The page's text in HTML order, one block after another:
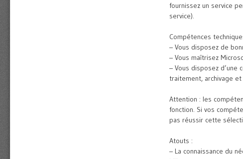
fournissez un service
service).
Compétences
– Vous disposez de
– Vous maîtrisez
– Vous disposez d’une
traitement, archivage et
Attention : les
fonction. Si vos
pas réussir cette
Atouts :
– La connaissance du